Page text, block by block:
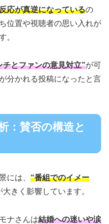
応が真逆になっているの
位置や視聴者の思い入れが
。
チとファンの意見対立”が可
分かれる投稿になったと言
：賛否の構造と
には、 “番組でのイメー
大きく影響しています。
ナさんは結婚への迷いや涙